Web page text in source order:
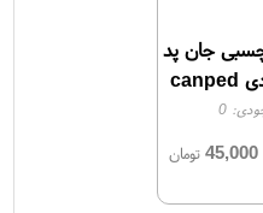
جان پد
سایز لارج 7 عددی canped
0
45,000 تومان